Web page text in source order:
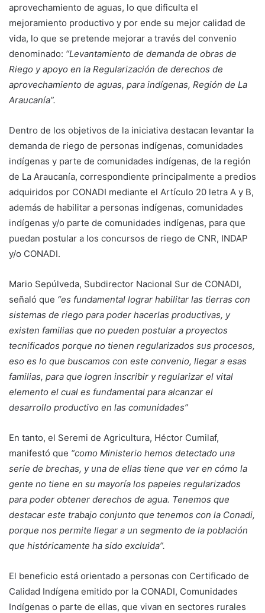
aprovechamiento de aguas, lo que dificulta el
mejoramiento productivo y por ende su mejor calidad de
vida, lo que se pretende mejorar a través del convenio
denominado: “Levantamiento de demanda de obras de
Riego y apoyo en la Regularización de derechos de
aprovechamiento de aguas, para indígenas, Región de La
Araucanía”.
Dentro de los objetivos de la iniciativa destacan levantar la
demanda de riego de personas indígenas, comunidades
indígenas y parte de comunidades indígenas, de la región
de La Araucanía, correspondiente principalmente a predios
adquiridos por CONADI mediante el Artículo 20 letra A y B,
además de habilitar a personas indígenas, comunidades
indígenas y/o parte de comunidades indígenas, para que
puedan postular a los concursos de riego de CNR, INDAP
y/o CONADI.
Mario Sepúlveda, Subdirector Nacional Sur de CONADI,
señaló que “es fundamental lograr habilitar las tierras con
sistemas de riego para poder hacerlas productivas, y
existen familias que no pueden postular a proyectos
tecnificados porque no tienen regularizados sus procesos,
eso es lo que buscamos con este convenio, llegar a esas
familias, para que logren inscribir y regularizar el vital
elemento el cual es fundamental para alcanzar el
desarrollo productivo en las comunidades”
En tanto, el Seremi de Agricultura, Héctor Cumilaf,
manifestó que “como Ministerio hemos detectado una
serie de brechas, y una de ellas tiene que ver en cómo la
gente no tiene en su mayoría los papeles regularizados
para poder obtener derechos de agua. Tenemos que
destacar este trabajo conjunto que tenemos con la Conadi,
porque nos permite llegar a un segmento de la población
que históricamente ha sido excluida”.
El beneficio está orientado a personas con Certificado de
Calidad Indígena emitido por la CONADI, Comunidades
Indígenas o parte de ellas, que vivan en sectores rurales